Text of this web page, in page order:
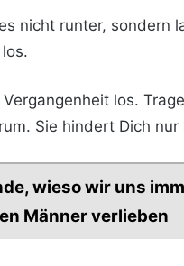
nicht runter, sondern
los.
Sie hindert Dich
wieso wir uns
Männer verlieben